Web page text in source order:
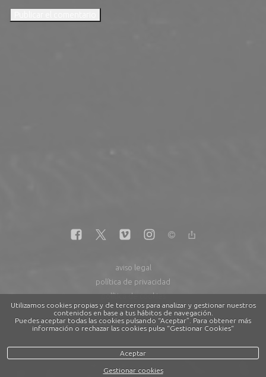
aviso legal
política de privacidad
política de cookies
Utilizamos cookies propias y de terceros para analizar y gestionar nuestros
contenidos en base a tus hábitos de navegación.
Puedes aceptar todas las cookies pulsando “Aceptar”. Para obtener más
información o rechazar las cookies pulsa “Gestionar Cookies“
Aceptar
Gestionar cookies